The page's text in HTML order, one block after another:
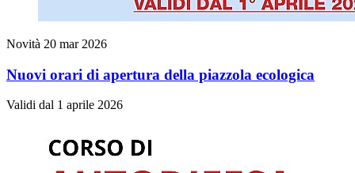
Novità 20 mar 2026
Nuovi orari di apertura della piazzola ecologica
Validi dal 1 aprile 2026